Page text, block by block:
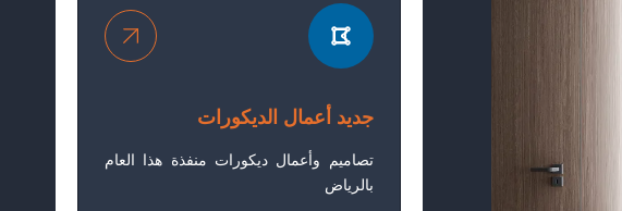
جديد أعمال الديكورات
تصاميم وأعمال ديكورات منفذة هذا العام
بالرياض